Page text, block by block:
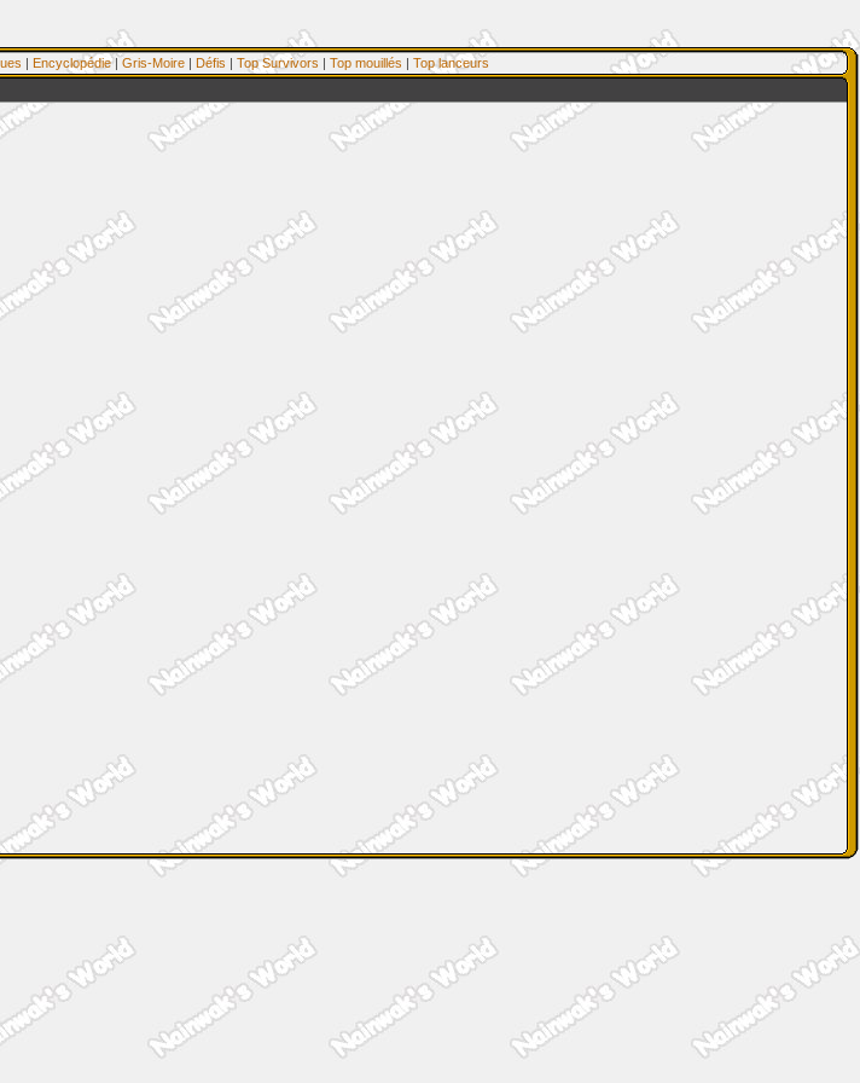
| Encyclopédie| Gris-Moire | Défis | Top Survivors | Top mouillés | Top lanceurs